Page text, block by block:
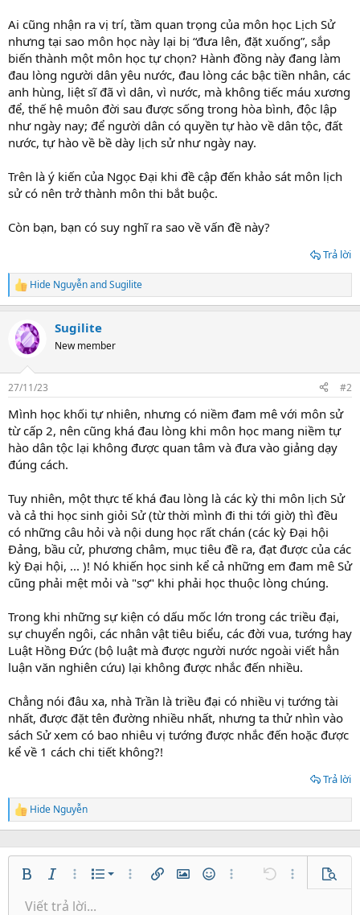
Ai cũng nhận ra vị trí, tầm quan trọng của môn học Lịch Sử
nhưng tại sao môn học này lại bị “đưa lên, đặt xuống”, sắp
biến thành một môn học tự chọn? Hành đồng này đang làm
đau lòng người dân yêu nước, đau lòng các bậc tiền nhân, các
anh hùng, liệt sĩ đã vì dân, vì nước, mà không tiếc máu xương
để, thế hệ muôn đời sau được sống trong hòa bình, độc lập
như ngày nay; để người dân có quyền tự hào về dân tộc, đất
nước, tự hào về bề dày lịch sử như ngày nay.
Trên là ý kiến của Ngọc Đại khi đề cập đến khảo sát môn lịch
sử có nên trở thành môn thi bắt buộc.
Còn bạn, bạn có suy nghĩ ra sao về vấn đề này?
Trả lời
R
e
c
t
s
Hide NguyễnandSugilite
Sugilite
New member
27/11/23 #2
Mình học khối tự nhiên, nhưng có niềm đam mê với môn sử
từ cấp 2, nên cũng khá đau lòng khi môn học mang niềm tự
hào dân tộc lại không được quan tâm và đưa vào giảng dạy
đúng cách.
Tuy nhiên, một thực tế khá đau lòng là các kỳ thi môn lịch Sử
và cả thi học sinh giỏi Sử (từ thời mình đi thi tới giờ) thì đều
có những câu hỏi và nội dung học rất chán (các kỳ Đại hội
Đảng, bầu cử, phương châm, mục tiêu đề ra, đạt được của các
kỳ Đại hội, ... )! Nó khiến học sinh kể cả những em đam mê Sử
cũng phải mệt mỏi và "sợ" khi phải học thuộc lòng chúng.
Trong khi những sự kiện có dấu mốc lớn trong các triều đại,
sự chuyển ngôi, các nhân vật tiêu biểu, các đời vua, tướng hay
Luật Hồng Đức (bộ luật mà được người nước ngoài viết hẳn
luận văn nghiên cứu) lại không được nhắc đến nhiều.
Chẳng nói đâu xa, nhà Trần là triều đại có nhiều vị tướng tài
nhất, được đặt tên đường nhiều nhất, nhưng ta thử nhìn vào
sách Sử xem có bao nhiêu vị tướng được nhắc đến hoặc được
kể về 1 cách chi tiết không?!
Trả lời
R
e
c
Hide Nguyễn
Bold In nghiêng
Thêm tùy chọn…
Danh sáchDanh sách có thứ tự
Thêm tùy chọn…
Chèn liên kết
Chèn hình ảnh
Mặt cườiThêm tùy chọn…
Undo Thêm tùy
Xem
Kích thước
9
Màu chữPhông chữ
Căn lề
Căn trái
Paragraph format
Normal
Trích dẫn
MediaInsert tableInsert horizontal line
RedoToggle BB code
Xóa định dạng
Bản thảo
Viết trả lời...